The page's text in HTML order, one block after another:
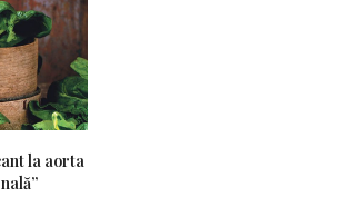
la aorta